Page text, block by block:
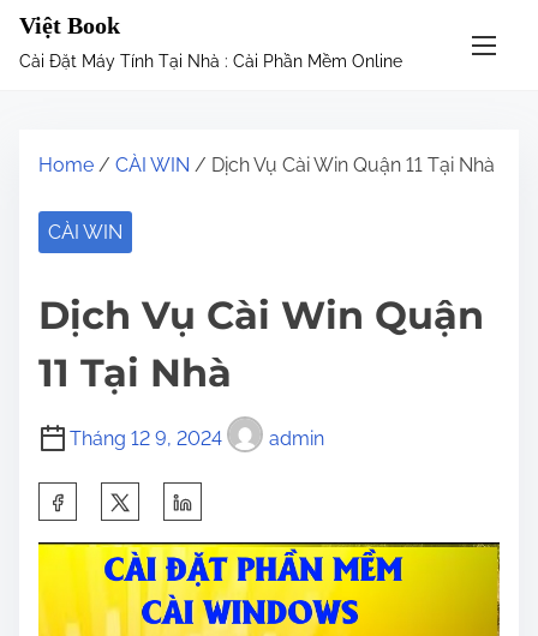
Việt Book
Cài Đặt Máy Tính Tại Nhà : Cài Phần Mềm Online
Home / CÀI WIN / Dịch Vụ Cài Win Quận 11 Tại Nhà
CÀI WIN
Dịch Vụ Cài Win Quận
11 Tại Nhà
Tháng 12 9, 2024 admin